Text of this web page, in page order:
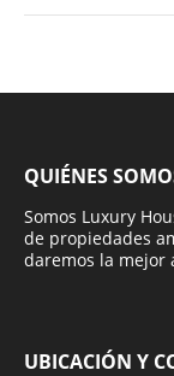
QUIÉNES
Somos Luxury
de propiedades
daremos la mejor
UBICACIÓN Y